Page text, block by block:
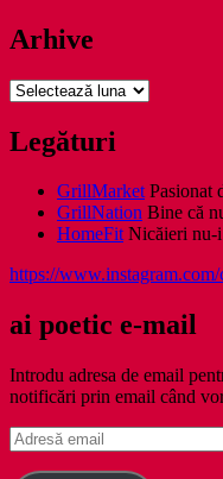
Arhive
Arhive
Legături
GrillMarketPasionat
GrillNation Bine că
HomeFitNicăieri nu-i
https://
ai poetic e-mail
Introdu adresa de email
notificări prin email când
Adresă
email